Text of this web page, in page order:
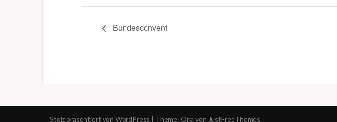
Bundesconvent
Stolz präsentiert von WordPress | Theme: Oria von JustFreeThemes.